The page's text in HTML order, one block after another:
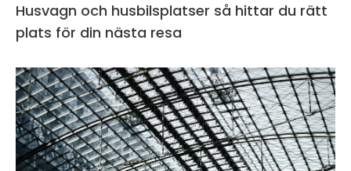
Husvagn och husbilsplatser så hittar du rätt
plats för din nästa resa